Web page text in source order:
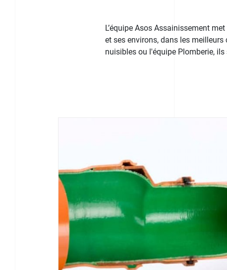
L’équipe Asos Assainissement
et ses environs, dans les meilleurs
nuisibles ou l'équipe Plomberie,